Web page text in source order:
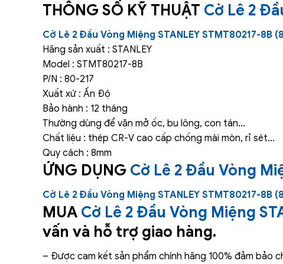
THÔNG SỐ KỸ THUẬT Cờ Lê 2
Cờ Lê 2 Đầu Vòng Miệng STANLEY STMT80217-8B
Hãng sản xuất : STANLEY
Model : STMT80217-8B
P/N : 80-217
Xuất xứ : Ấn Độ
Bảo hành : 12 tháng
Thường dùng để vặn mở ốc, bu lông, con tán…
Chất liệu : thép CR-V cao cấp chống mài mòn, rỉ sét…
Quy cách : 8mm
ỨNG DỤNG Cờ Lê 2 Đầu Vòng
Cờ Lê 2 Đầu Vòng Miệng STANLEY STMT80217-8B
MUA Cờ Lê 2 Đầu Vòng Miệng
vấn và hỗ trợ giao hàng.
– Được cam kết sản phẩm chính hãng 100% đảm bảo